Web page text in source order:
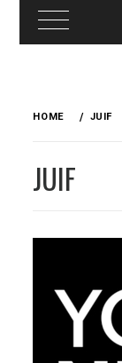
HOME JUIF
JUIF